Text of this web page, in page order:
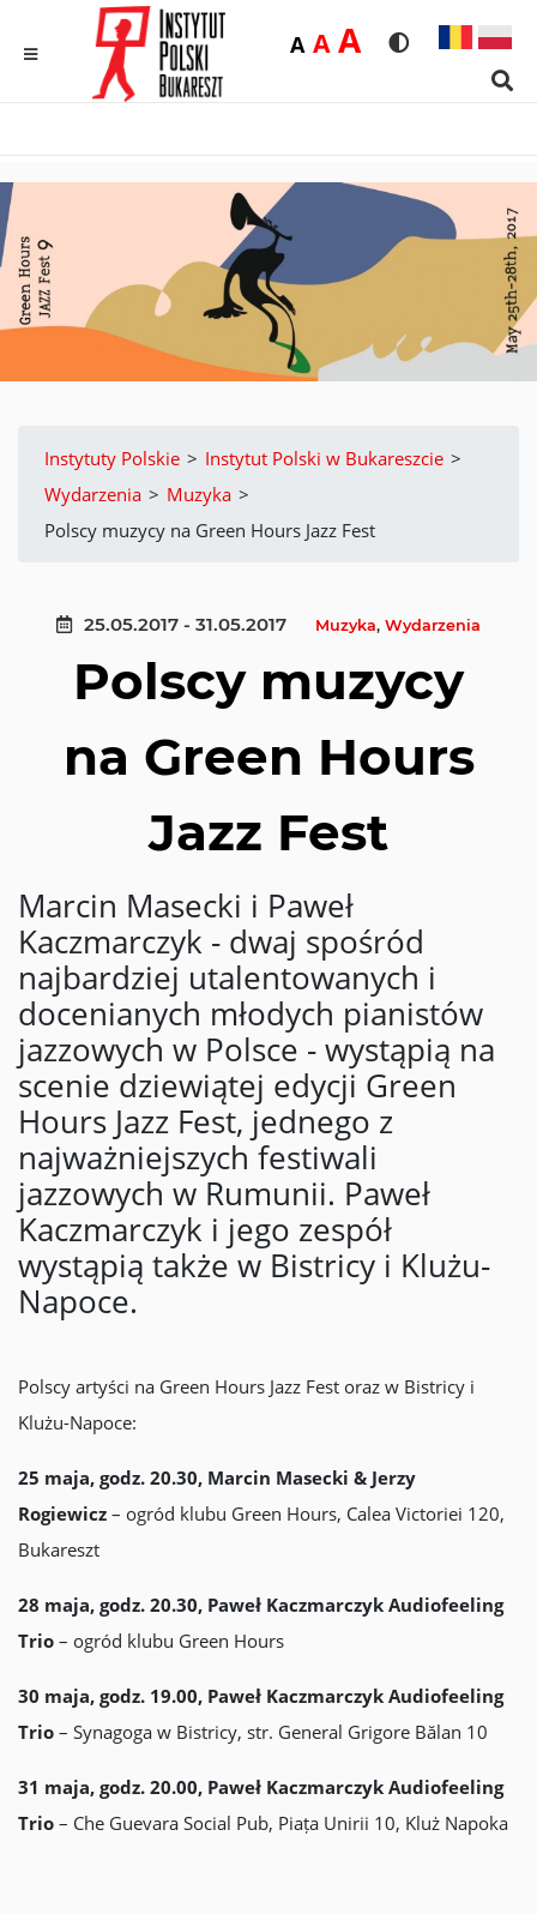
Rozmiar
ADomyślna
AŚrednia
ADużaWersja
Instytuty Polskie > Instytut Polski w Bukareszcie >
Wydarzenia > Muzyka >
Polscy muzycy na Green Hours Jazz Fest
25.05.2017 - 31.05.2017 Muzyka, Wydarzenia
Polscy muzycy
na Green Hours
Jazz Fest
Marcin Masecki i Paweł
Kaczmarczyk - dwaj spośród
najbardziej utalentowanych i
docenianych młodych pianistów
jazzowych w Polsce - wystąpią na
scenie dziewiątej edycji Green
Hours Jazz Fest, jednego z
najważniejszych festiwali
jazzowych w Rumunii. Paweł
Kaczmarczyk i jego zespół
wystąpią także w Bistricy i Klużu-
Napoce.
Polscy artyści na Green Hours Jazz Fest oraz w Bistricy i
Klużu-Napoce:
25 maja, godz. 20.30, Marcin Masecki & Jerzy
Rogiewicz – ogród klubu Green Hours, Calea Victoriei 120,
Bukareszt
28 maja, godz. 20.30, Paweł Kaczmarczyk Audiofeeling
Trio – ogród klubu Green Hours
30 maja, godz. 19.00, Paweł Kaczmarczyk Audiofeeling
Trio – Synagoga w Bistricy, str. General Grigore Bălan 10
31 maja, godz. 20.00, Paweł Kaczmarczyk Audiofeeling
Trio – Che Guevara Social Pub, Piața Unirii 10, Kluż Napoka